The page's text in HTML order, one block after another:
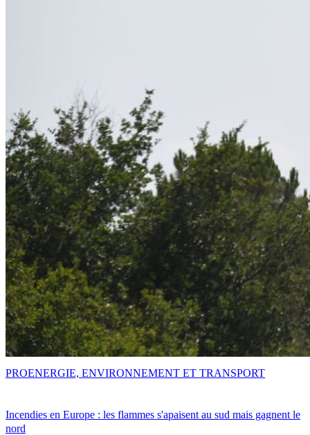
Incendies en Europe : les flammes s'apaisent au sud mais gagnent le
nord
PROENERGIE, ENVIRONNEMENT ET TRANSPORT